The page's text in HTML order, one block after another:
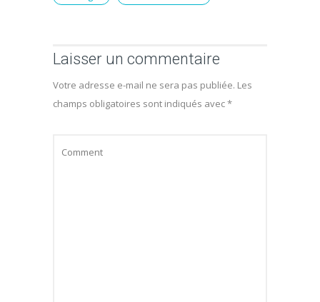
Laisser un commentaire
Votre adresse e-mail ne sera pas publiée. Les
champs obligatoires sont indiqués avec*